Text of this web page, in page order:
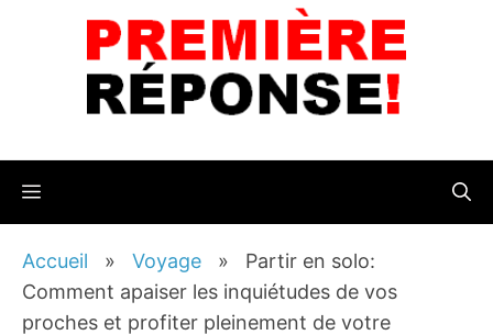
Menu
Accueil » Voyage » Partir en solo:
Comment apaiser les inquiétudes de vos
proches et profiter pleinement de votre